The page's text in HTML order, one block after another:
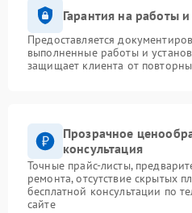
Гарантия на работы и
Предоставляется
выполненные работы и
защищает клиента от
Прозрачное
консультация
Точные прайс-листы,
ремонта, отсутствие скрытых
бесплатной консультации по
сайте